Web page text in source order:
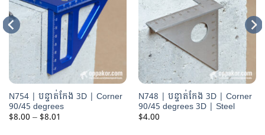
N754 | បន្ទាត់កែង 3D | Corner
90/45 degrees
$8.00 –$8.01
N748 | បន្ទាត់កែង 3D | Corner
90/45 degrees 3D | Steel
$4.00